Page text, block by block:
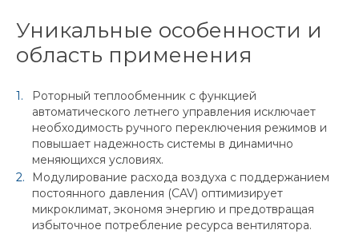
Уникальные особенности и
область применения
Роторный теплообменник с функцией
автоматического летнего управления исключает
необходимость ручного переключения режимов и
повышает надежность системы в динамично
меняющихся условиях.
Модулирование расхода воздуха с поддержанием
постоянного давления (CAV) оптимизирует
микроклимат, экономя энергию и предотвращая
избыточное потребление ресурса вентилятора.